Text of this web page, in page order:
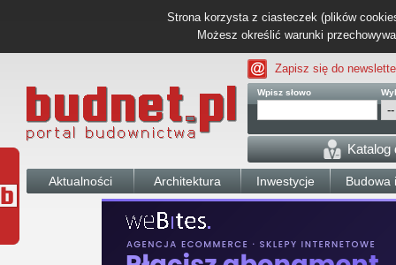
Strona korzysta z ciasteczek (plików
Możesz określić warunki
Zapisz się do
Wpisz słowo
Katalog
Aktualności Architektura Inwestycje Budowa